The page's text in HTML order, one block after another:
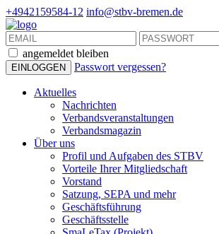
+4942159584-12 info@stbv-bremen.de
angemeldet bleiben
Passwort vergessen?
Aktuelles
Nachrichten
Verbandsveranstaltungen
Verbandsmagazin
Über uns
Profil und Aufgaben des STBV
Vorteile Ihrer Mitgliedschaft
Vorstand
Satzung, SEPA und mehr
Geschäftsführung
Geschäftsstelle